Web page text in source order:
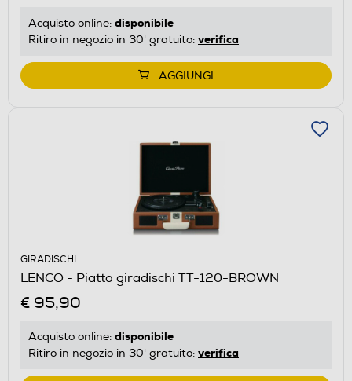
Acquisto online: disponibile
Ritiro in negozio in 30' gratuito: verifica
AGGIUNGI
GIRADISCHI
LENCO - Piatto giradischi TT-120-BROWN
€ 95,90
Acquisto online: disponibile
Ritiro in negozio in 30' gratuito: verifica